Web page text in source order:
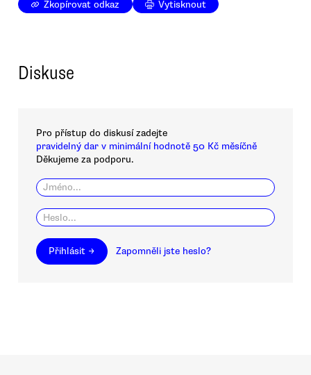
Zkopírovat odkaz Vytisknout
Diskuse
Pro přístup do diskusí zadejte
pravidelný dar v minimální hodnotě 50 Kč měsíčně
Děkujeme za podporu.
Přihlásit → Zapomněli jste heslo?